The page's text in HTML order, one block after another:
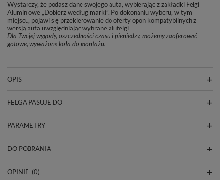
Wystarczy, że podasz dane swojego auta, wybierając z zakładki Felgi
Aluminiowe „Dobierz według marki”. Po dokonaniu wyboru, w tym
miejscu, pojawi się przekierowanie do oferty opon kompatybilnych z
wersją auta uwzględniając wybrane alufelgi.
Dla Twojej wygody, oszczędności czasu i pieniędzy, możemy zaoferować
gotowe, wyważone koła do montażu.
OPIS
FELGA PASUJE DO
PARAMETRY
DO POBRANIA
OPINIE (0)